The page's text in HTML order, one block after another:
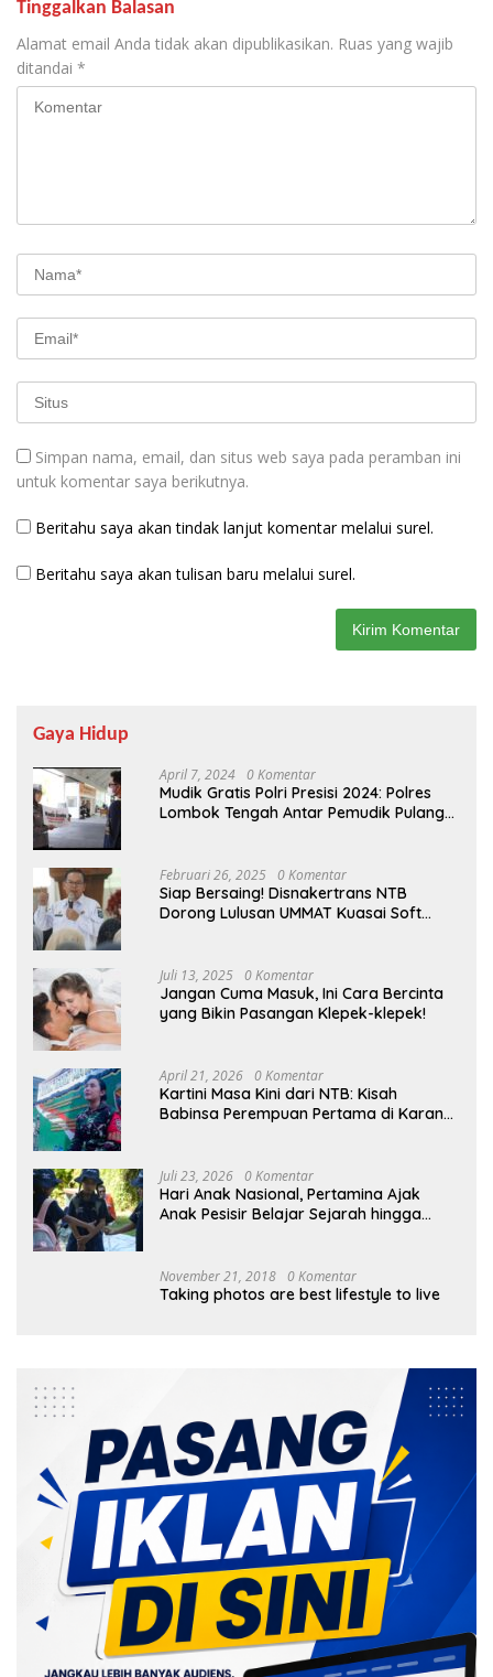
Tinggalkan Balasan
Alamat email Anda tidak akan dipublikasikan. Ruas yang wajib
ditandai *
Simpan nama, email, dan situs web saya pada peramban ini
untuk komentar saya berikutnya.
Beritahu saya akan tindak lanjut komentar melalui surel.
Beritahu saya akan tulisan baru melalui surel.
Gaya Hidup
April 7, 2024 0 Komentar
Mudik Gratis Polri Presisi 2024: Polres
Lombok Tengah Antar Pemudik Pulang
Februari 26, 2025 0 Komentar
Siap Bersaing! Disnakertrans NTB
Dorong Lulusan UMMAT Kuasai Soft
Juli 13, 2025 0 Komentar
Jangan Cuma Masuk, Ini Cara Bercinta
yang Bikin Pasangan Klepek-klepek!
April 21, 2026 0 Komentar
Kartini Masa Kini dari NTB: Kisah
Babinsa Perempuan Pertama di Karang
Juli 23, 2026 0 Komentar
Hari Anak Nasional, Pertamina Ajak
Anak Pesisir Belajar Sejarah hingga
November 21, 2018 0 Komentar
Taking photos are best lifestyle to live